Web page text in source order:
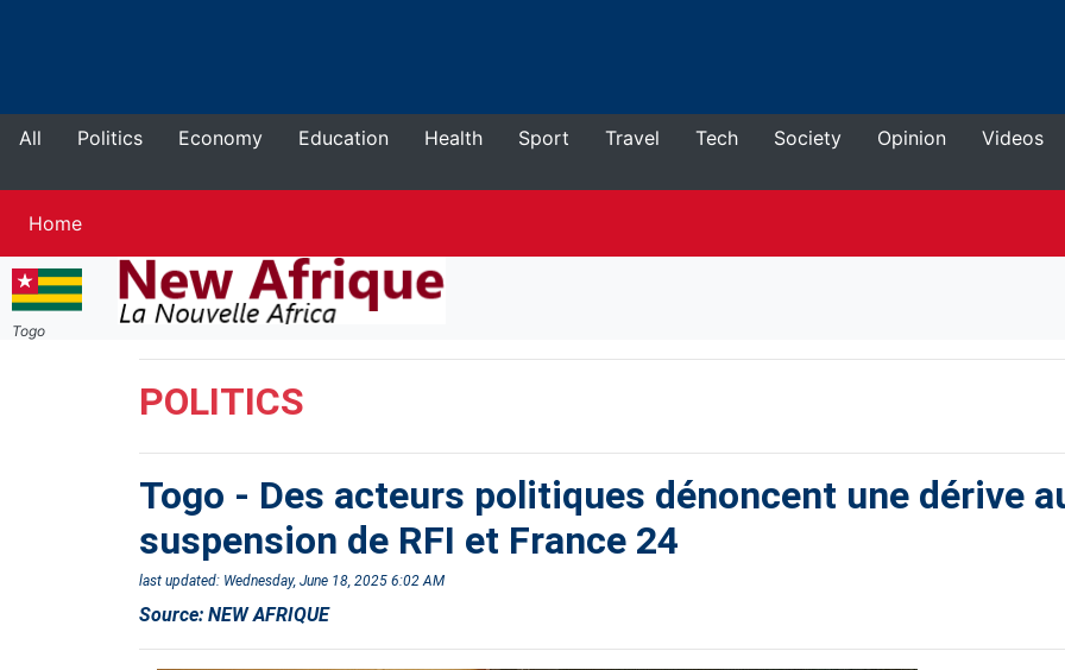
All Politics Economy Education Health Sport Travel Tech Society Opinion Videos
HomeCurrent
Togo
POLITICS
Togo - Des acteurs politiques dénoncent une dérive
suspension de RFI et France 24
last updated: Wednesday, June 18, 2025 6:02 AM
Source: NEW AFRIQUE